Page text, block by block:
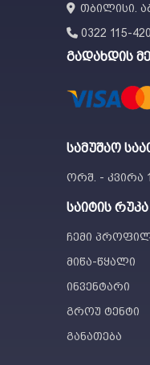
თბილისი.
0322 115-420
გადახდის
სამუშაო
ორშ. - კვირა
საიტის რუკა
ჩემი
მიწა-წყალი
ინვენტარი
გროუ ტენტი
განათება